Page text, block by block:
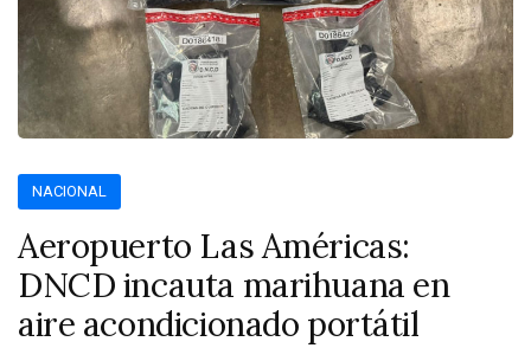
NACIONAL
Aeropuerto Las Américas:
DNCD incauta marihuana en
aire acondicionado portátil